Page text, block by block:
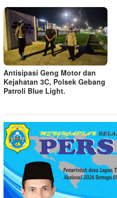
Antisipasi Geng Motor dan
Kejahatan 3C, Polsek Gebang
Patroli Blue Light.